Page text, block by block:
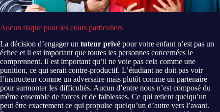
Aucun risque pour les cours particuliers
La décision d’engager un tuteur privé pour votre enfant n’est pas un
échec et il est important que toutes les personnes concernées le
comprennent. Il est important qu’il ne voie pas cela comme une
punition, ce qui serait contre-productif. L’étudiant ne doit pas voir
l’instructeur comme un adversaire mais plutôt comme un partenaire
pour surmonter les difficultés. Aucun d’entre nous n’est composé du
même ensemble de forces et de faiblesses. Ce qui retient quelqu’un
peut être exactement ce qui propulse quelqu’un d’autre vers l’avant.